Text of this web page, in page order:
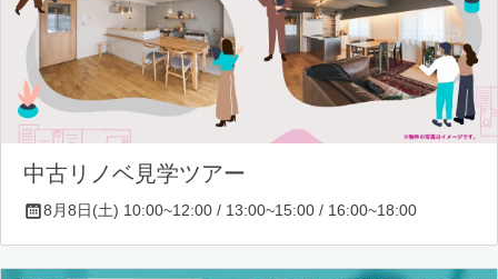
中古リノベ見学ツアー
8月8日(土) 10:00~12:00 / 13:00~15:00 / 16:00~18:00